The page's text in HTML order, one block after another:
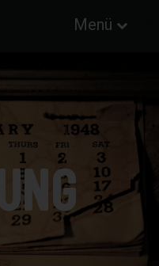
Menü